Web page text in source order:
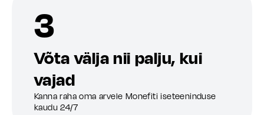
3
Võta välja nii palju, kui
vajad
Kanna raha oma arvele Monefiti iseteeninduse
kaudu 24/7